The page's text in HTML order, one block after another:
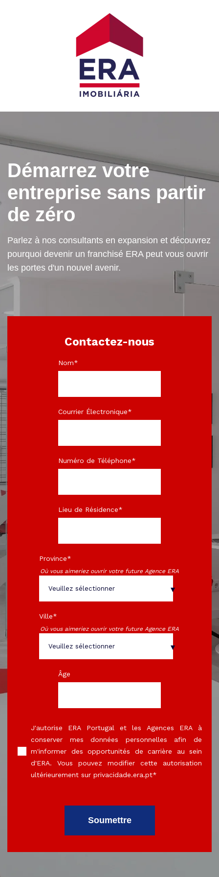
Démarrez votre
entreprise sans partir
de zéro
Parlez à nos consultants en expansion et découvrez
pourquoi devenir un franchisé ERA peut vous ouvrir
les portes d'un nouvel avenir.
Contactez-nous
Nom*
Courrier Électronique*
Numéro de Téléphone*
Lieu de Résidence*
Province*
Où vous aimeriez ouvrir votre future Agence ERA
Ville*
Où vous aimeriez ouvrir votre future Agence ERA
Âge
J'autorise ERA Portugal et les Agences ERA à
conserver mes données personnelles afin de
m'informer des opportunités de carrière au sein
d'ERA. Vous pouvez modifier cette autorisation
ultérieurement sur privacidade.era.pt*